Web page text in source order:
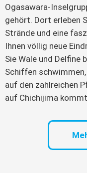
Ogasawara-
gehört. Dort erleben
Strände und eine
Ihnen völlig neue
Sie Wale und Delfine
Schiffen
auf den zahlreichen
auf Chichijima